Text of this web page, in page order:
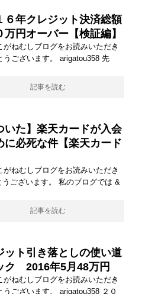
６年クレジット決済総額
万円オーバー【検証編】
がねむしブログをお読みいただき
うございます。 arigatou358 先
記事を読む
いた】楽天カードが入会
に必死な件【楽天カード
がねむしブログをお読みいただき
うございます。 私のブログでは &
記事を読む
ット引き落としの使い道
ク 2016年5月48万円
がねむしブログをお読みいただき
うございます。 arigatou358 ２０